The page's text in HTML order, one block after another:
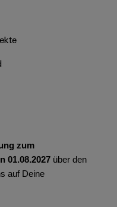
zum
01.08.2027 über den
auf Deine